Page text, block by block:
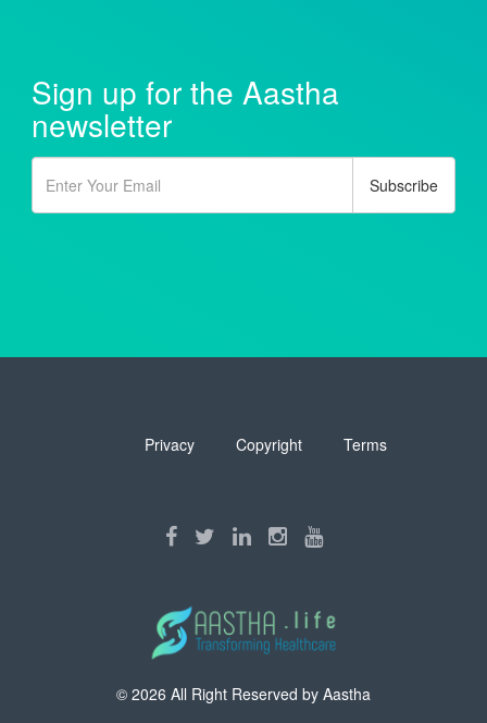
Sign up for the Aastha
newsletter
Privacy Copyright Terms
© 2026 All Right Reserved by Aastha